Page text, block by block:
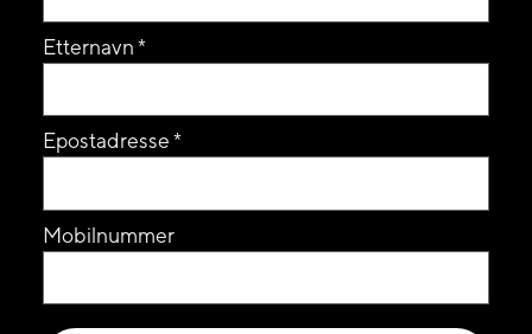
Etternavn *
Epostadresse *
Mobilnummer